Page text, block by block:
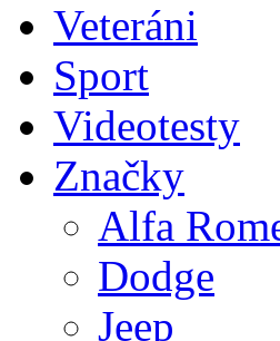
Veteráni
Sport
Videotesty
Značky
Alfa
Dodge
Jeep